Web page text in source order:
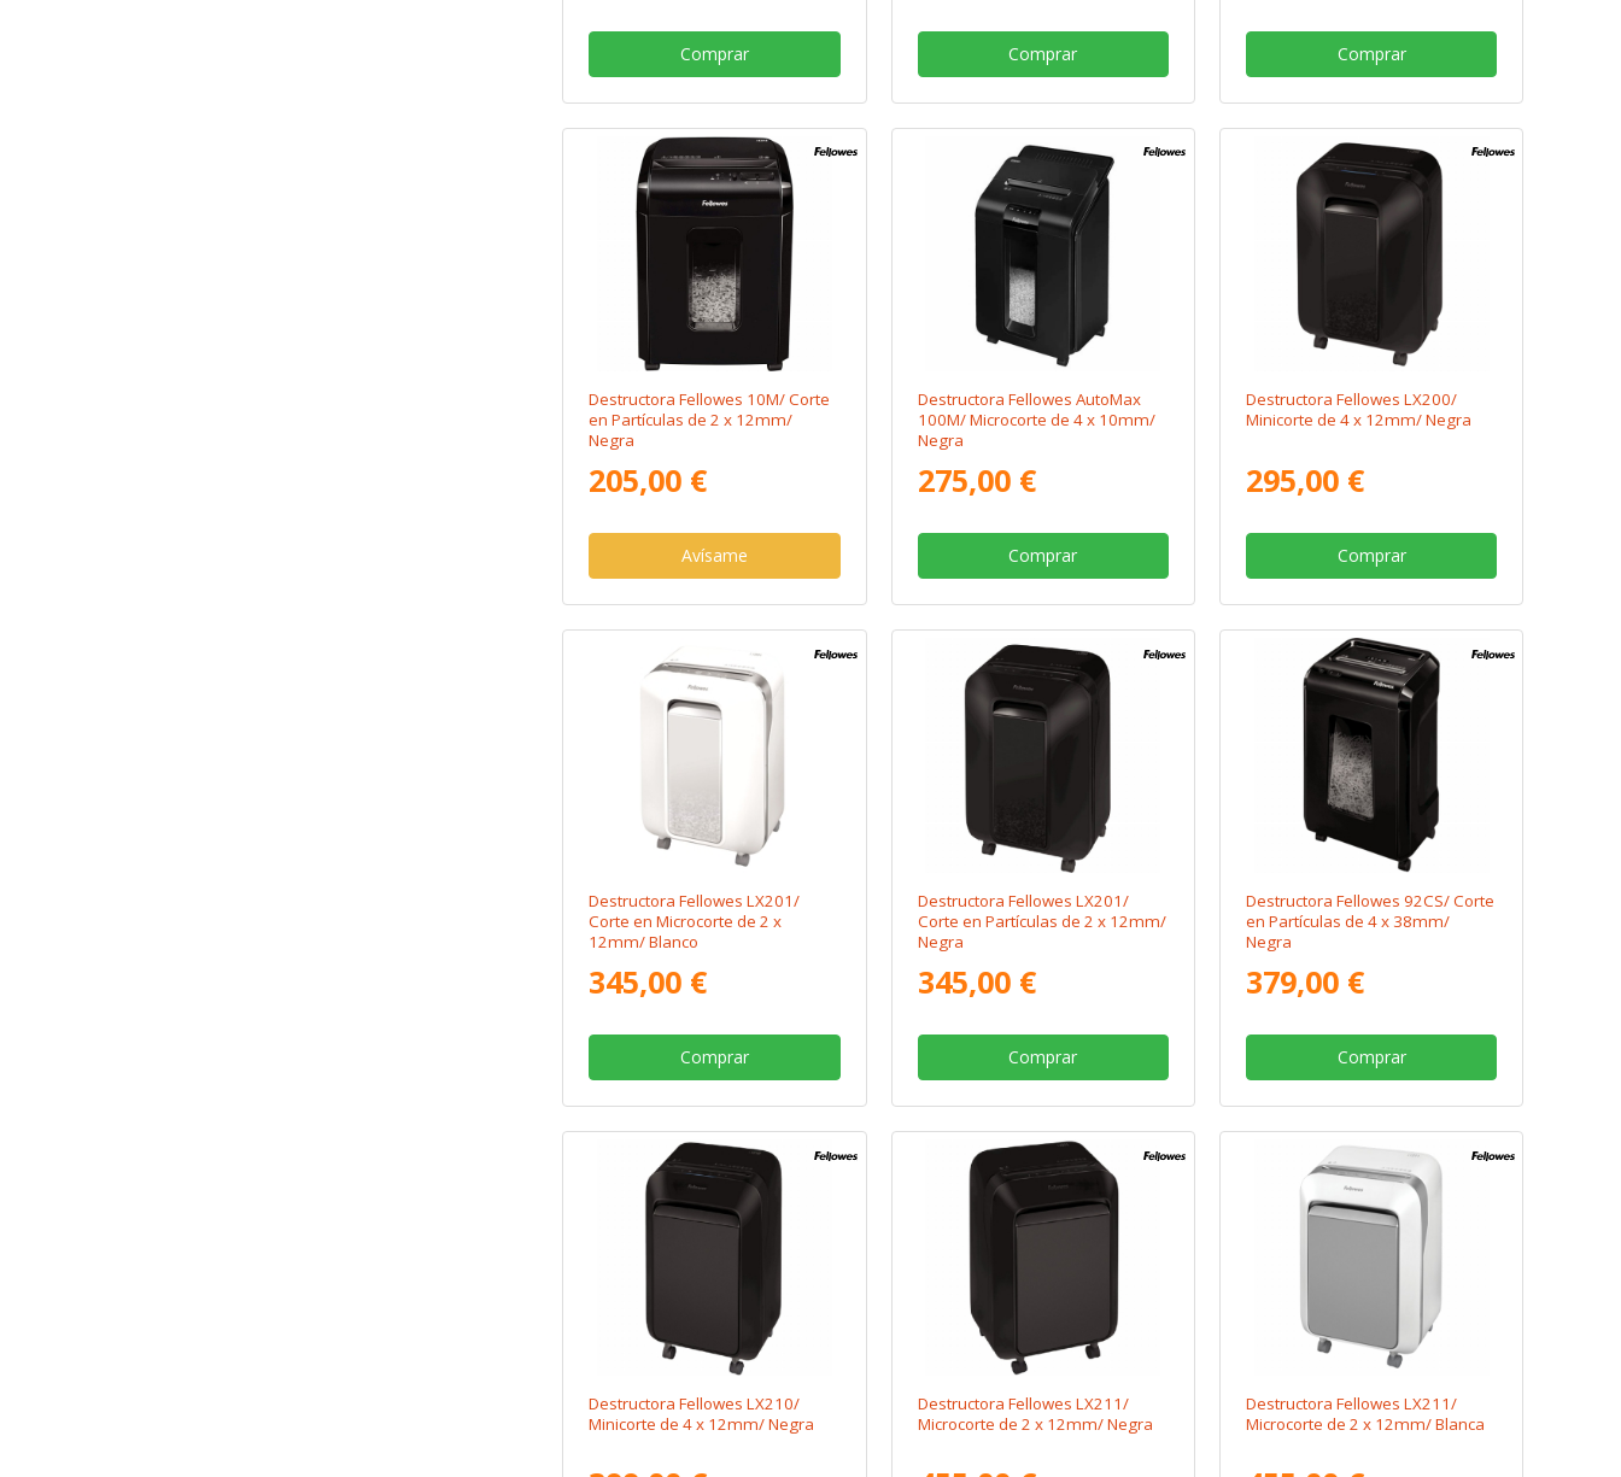
Comprar Comprar Comprar
Destructora Fellowes 10M/ Corte
en Partículas de 2 x 12mm/
Negra
205,00 €
Avísame
Destructora Fellowes AutoMax
100M/ Microcorte de 4 x 10mm/
Negra
275,00 €
Comprar
Destructora Fellowes LX200/
Minicorte de 4 x 12mm/ Negra
295,00 €
Comprar
Destructora Fellowes LX201/
Corte en Microcorte de 2 x
12mm/ Blanco
345,00 €
Comprar
Destructora Fellowes LX201/
Corte en Partículas de 2 x 12mm/
Negra
345,00 €
Comprar
Destructora Fellowes 92CS/ Corte
en Partículas de 4 x 38mm/
Negra
379,00 €
Comprar
Destructora Fellowes LX210/
Minicorte de 4 x 12mm/ Negra
Destructora Fellowes LX211/
Microcorte de 2 x 12mm/ Negra
Destructora Fellowes LX211/
Microcorte de 2 x 12mm/ Blanca